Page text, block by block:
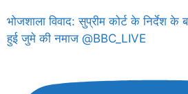
भोजशाला विवाद: सुप्रीम कोर्ट के निर्देश के
हुई जुमे की नमाज @BBC_LIVE